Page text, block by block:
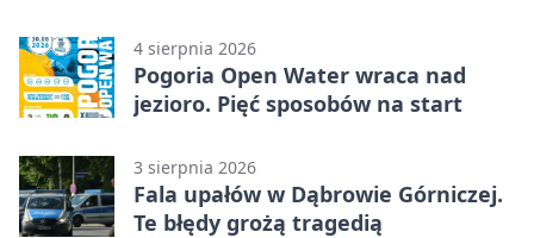
4 sierpnia 2026
Pogoria Open Water wraca nad
jezioro. Pięć sposobów na start
3 sierpnia 2026
Fala upałów w Dąbrowie Górniczej.
Te błędy grożą tragedią